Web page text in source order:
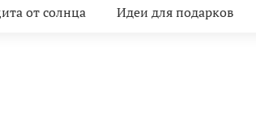
от солнца Идеи для подарков